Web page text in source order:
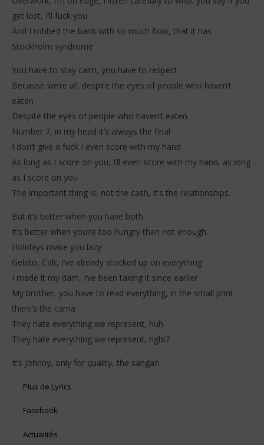
get lost, I’ll fuck you
And I robbed the bank with so much flow, that it has
Stockholm syndrome
You have to stay calm, you have to respect
Because we’re al’, despite the eyes of people who haven’t
eaten
Despite the eyes of people who haven’t eaten
Number 7, in my head it’s always the final
I don’t give a fuck I even score with my hand
As long as I score on you, I’ll even score with my hand, as long
as I score on you
The important thing is, not the cash, it’s the relationships.
But it’s better when you have both
It’s better when you’re too hungry than not enough.
Holidays make you lazy
Gelato, Cali’, I’ve already stocked up on everything
I made it my dam, I’ve been taking it since earlier
My brother, you have to read everything, in the small print
there’s the carna
They hate everything we represent, huh
They hate everything we represent, right?
It’s Johnny, only for quality, the sangan
Plus de Lyrics
Facebook
Actualités